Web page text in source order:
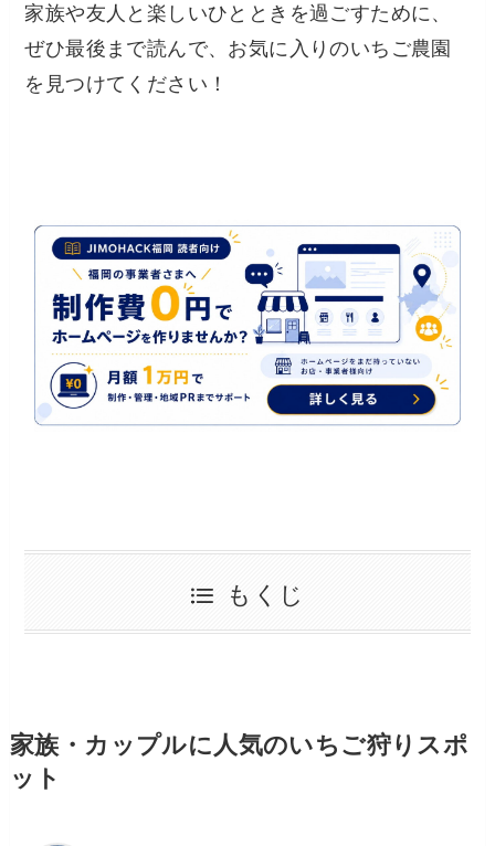
家族や友人と楽しいひとときを過ごすために、
ぜひ最後まで読んで、お気に入りのいちご農園
を見つけてください！
もくじ
家族・カップルに人気のいちご狩りスポ
ット